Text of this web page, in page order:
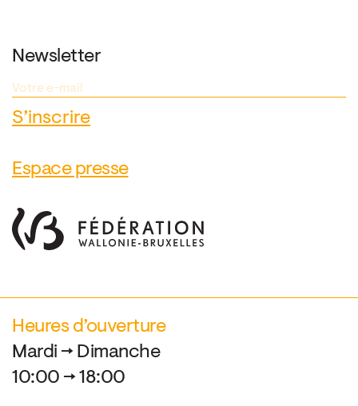
Newsletter
Espace presse
Heures d’ouverture
Mardi → Dimanche
10:00 → 18:00